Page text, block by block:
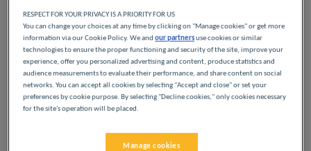
Disfrute de los hoteles Première Classe en París.
Descubrirá la experiencia Première Classe desde el
momento en que llegue: hoteles asequibles,
acogedores y cómodos. Espacios luminosos y
modernos. Todo lo que necesita para disfrutar de
un buen descanso nocturno a un precio bajo.
Mapa
RESPECT FOR YOUR PRIVACY IS A PRIORITY FOR US
You can change your choices at any time by clicking on "Manage cookies" or get more
information via our Cookie Policy. We andour partnersuse cookies or similar
technologies to ensure the proper functioning and security of the site, improve your
experience, offer you personalized advertising and content, produce statistics and
audience measurements to evaluate their performance, and share content on social
networks. You can accept all cookies by selecting "Accept and close" or set your
preferences by cookie purpose. By selecting "Decline cookies," only cookies necessary
for the site's operation will be placed.
Manage cookies